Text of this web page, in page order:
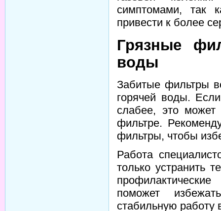
симптомами, так
привести к более
Грязные
воды
Забитые фильтры
горячей воды.
слабее, это
фильтре.
фильтры, чтобы
Работа
только устранить
поможет
стабильную работу